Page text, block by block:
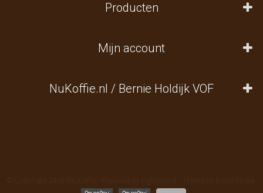
Producten
Mijn account
NuKoffie.nl / Bernie Holdijk VOF